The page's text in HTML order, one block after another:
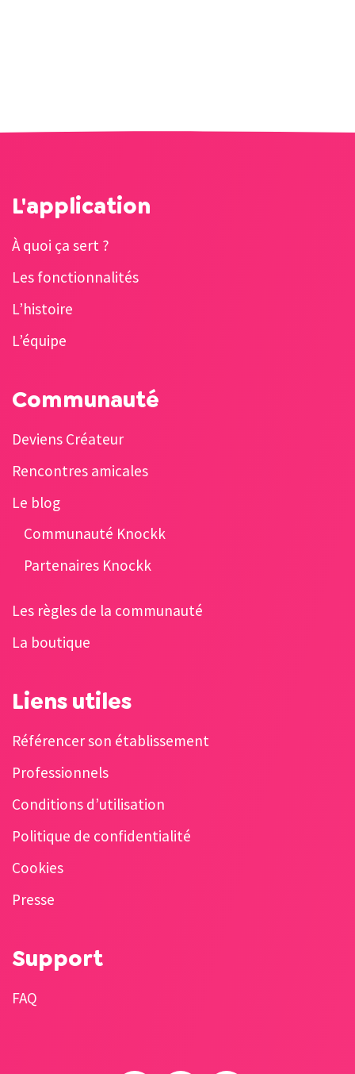
L'application
À quoi ça sert ?
Les fonctionnalités
L’histoire
L’équipe
Communauté
Deviens Créateur
Rencontres amicales
Le blog
Communauté Knockk
Partenaires Knockk
Les règles de la communauté
La boutique
Liens utiles
Référencer son établissement
Professionnels
Conditions d’utilisation
Politique de confidentialité
Cookies
Presse
Support
FAQ